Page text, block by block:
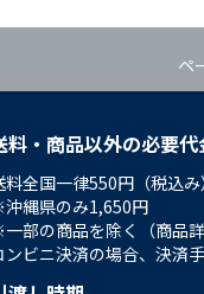
ペ
料・商品以外の必要代
料全国一律550円（税込
縄県のみ1,650円
部の商品を除く（商品詳
ンビニ決済の場合、決済